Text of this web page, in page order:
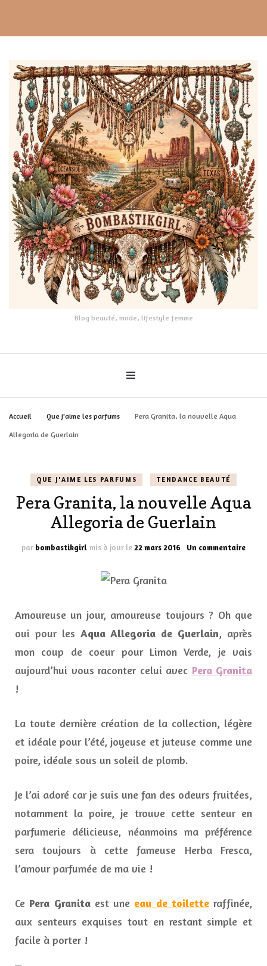
Blog beauté, mode, lifestyle femme
Accueil Que j'aime les parfums Pera Granita, la nouvelle Aqua
Allegoria de Guerlain
QUE J'AIME LES PARFUMS TENDANCE BEAUTÉ
Pera Granita, la nouvelle Aqua
Allegoria de Guerlain
par bombastikgirl mis à jour le22 mars 2016 Un commentairesur
de
Amoureuse un jour, amoureuse toujours ? Oh que
oui pour les Aqua Allegoria de Guerlain, après
mon coup de coeur pour Limon Verde, je vais
aujourd’hui vous raconter celui avec Pera Granita
!
La toute dernière création de la collection, légère
et idéale pour l’été, joyeuse et juteuse comme une
poire, idéale sous un soleil de plomb.
Je l’ai adoré car je suis une fan des odeurs fruitées,
notamment la poire, je trouve cette senteur en
parfumerie délicieuse, néanmoins ma préférence
sera toujours à cette fameuse Herba Fresca,
l’amour parfumée de ma vie !
Ce Pera Granitaest une eau de toiletteraffinée,
aux senteurs exquises tout en restant simple et
facile à porter !